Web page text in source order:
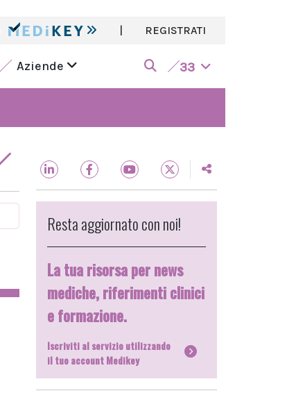
| REGISTRATI
Aziende 33
Resta aggiornato con noi!
La tua risorsa per news
mediche, riferimenti clinici
e formazione.
Iscriviti al servizio utilizzando
il tuo account Medikey